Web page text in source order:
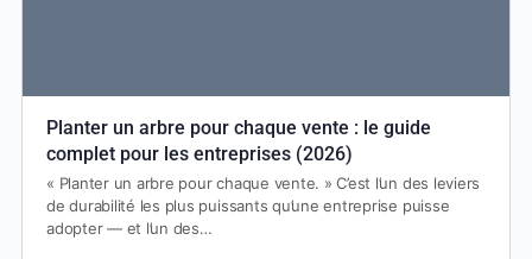
Planter un arbre pour chaque vente : le guide
complet pour les entreprises (2026)
« Planter un arbre pour chaque vente. » C’est l’un des leviers
de durabilité les plus puissants qu’une entreprise puisse
adopter — et l’un des…